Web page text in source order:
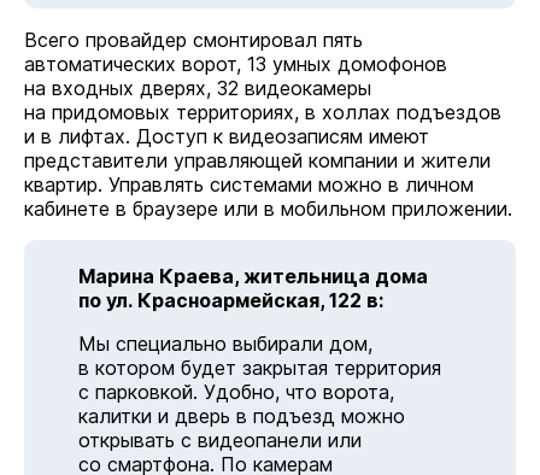
Всего провайдер смонтировал пять
автоматических ворот, 13 умных домофонов
на входных дверях, 32 видеокамеры
на придомовых территориях, в холлах подъездов
и в лифтах. Доступ к видеозаписям имеют
представители управляющей компании и жители
квартир. Управлять системами можно в личном
кабинете в браузере или в мобильном приложении.
Марина Краева, жительница дома
по ул. Красноармейская, 122 в:
Мы специально выбирали дом,
в котором будет закрытая территория
с парковкой. Удобно, что ворота,
калитки и дверь в подъезд можно
открывать с видеопанели или
со смартфона. По камерам